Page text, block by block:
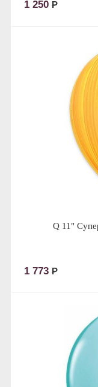
1 250 Р
Q 11"
1 773 Р